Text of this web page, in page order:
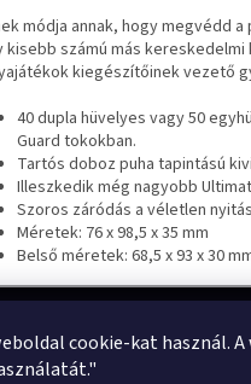
cookie-kat használ.
módja annak, hogy megvédd
kisebb számú más
kiegészítőinek vezető
40 dupla hüvelyes vagy 50
Guard tokokban.
Tartós doboz puha tapintású
Illeszkedik még nagyobb
Szoros záródás a véletlen
Méretek: 76 x 98,5 x 35 mm
Belső méretek: 68,5 x 93 x 30